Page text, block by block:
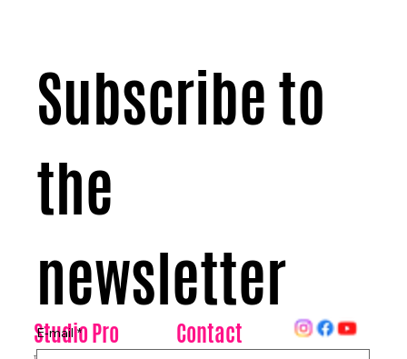
Studio Pro
Tanzhaus & Kulturzentrum
Contact
Subscribe to
the
newsletter
E-mail *